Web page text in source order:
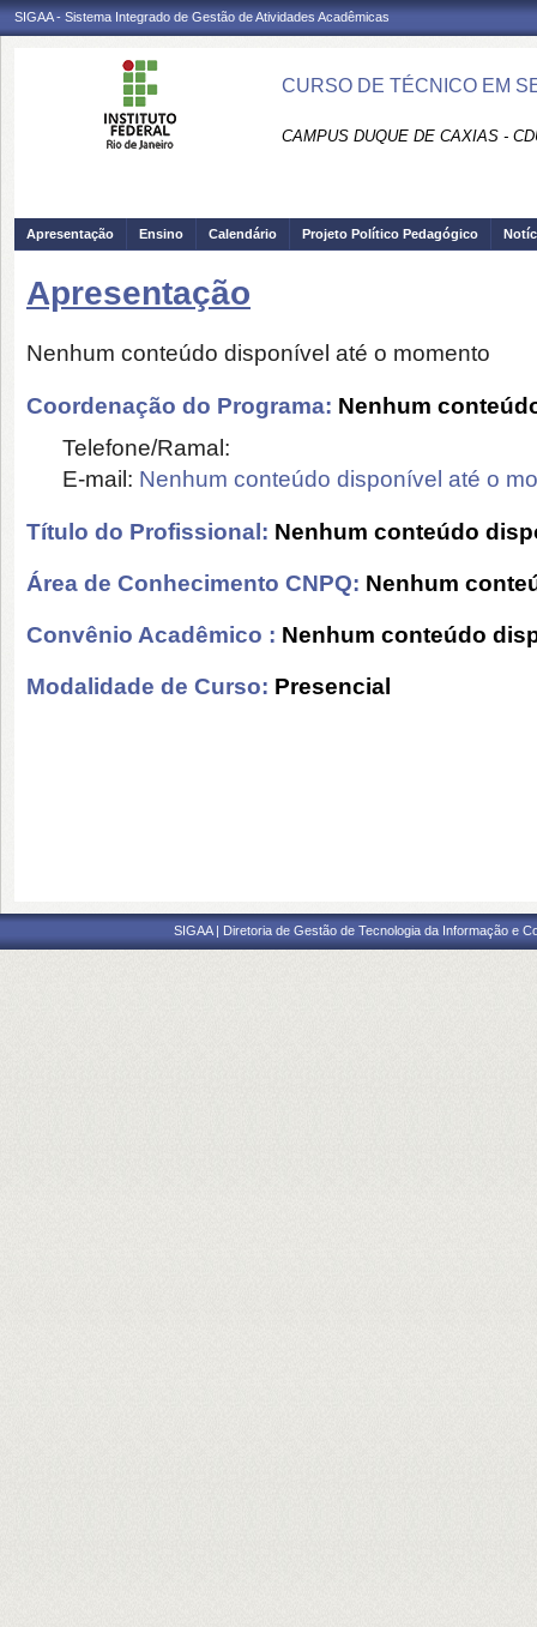
SIGAA - Sistema Integrado de Gestão de Atividades Acadêmicas
CURSO DE TÉCNICO EM
CAMPUS DUQUE DE CAXIAS -
Apresentação Ensino Calendário Projeto Político Pedagógico
Apresentação
Nenhum conteúdo disponível até o momento
Coordenação do Programa: Nenhum
Telefone/Ramal:
E-mail: Nenhum conteúdo disponível até o
Título do Profissional: Nenhum conteúdo
Área de Conhecimento CNPQ: Nenhum
Convênio Acadêmico : Nenhum conteúdo
Modalidade de Curso: Presencial
SIGAA | Diretoria de Gestão de Tecnologia da Informação e